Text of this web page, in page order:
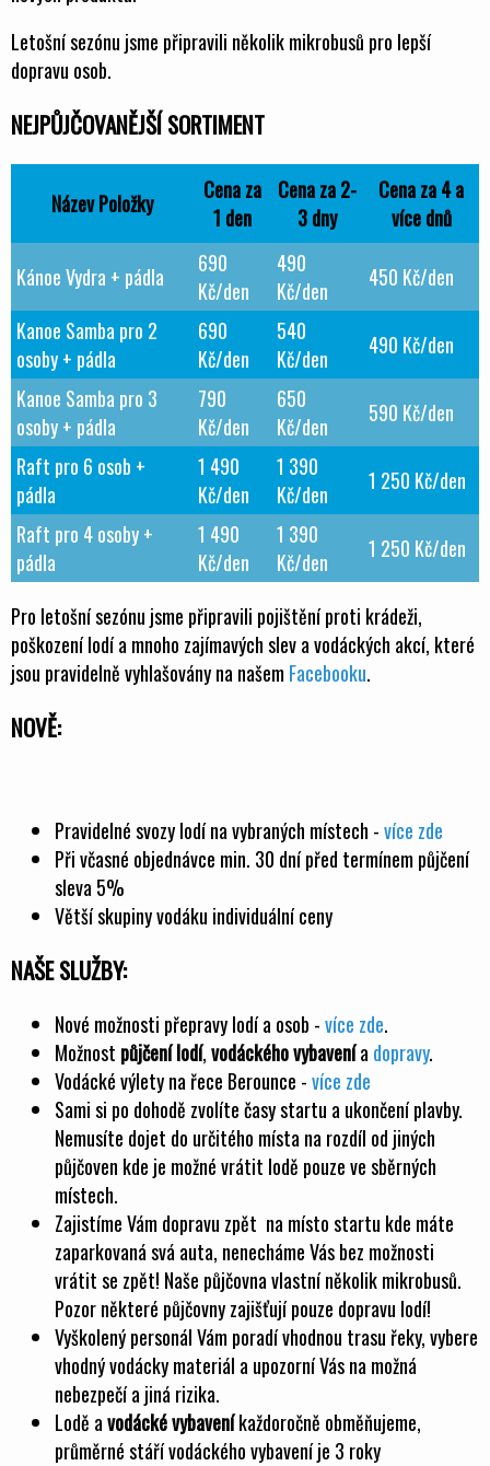
Letošní sezónu jsme připravili několik mikrobusů pro lepší
dopravu osob.
NEJPŮJČOVANĚJŠÍ SORTIMENT
Název Položky
Cena za
1 den
Cena za 2-
3 dny
Cena za 4 a
více dnů
Kánoe Vydra + pádla
690
Kč/den
490
Kč/den
450 Kč/den
Kanoe Samba pro 2
osoby + pádla
690
Kč/den
540
Kč/den
490 Kč/den
Kanoe Samba pro 3
osoby + pádla
790
Kč/den
650
Kč/den
590 Kč/den
Raft pro 6 osob +
pádla
1 490
Kč/den
1 390
Kč/den
1 250 Kč/den
Raft pro 4 osoby +
pádla
1 490
Kč/den
1 390
Kč/den
1 250 Kč/den
Pro letošní sezónu jsme připravili pojištění proti krádeži,
poškození lodí a mnoho zajímavých slev a vodáckých akcí, které
jsou pravidelně vyhlašovány na našem Facebooku.
NOVĚ:
Pravidelné svozy lodí na vybraných místech -více zde
Při včasné objednávce min. 30 dní před termínem půjčení
sleva 5%
Větší skupiny vodáku individuální ceny
NAŠE SLUŽBY:
Nové možnosti přepravy lodí a osob -více zde.
Možnost půjčení lodí,vodáckého vybavenía dopravy.
Vodácké výlety na řece Berounce -více zde
Sami si po dohodě zvolíte časy startu a ukončení plavby.
Nemusíte dojet do určitého místa na rozdíl od jiných
půjčoven kde je možné vrátit lodě pouze ve sběrných
místech.
Zajistíme Vám dopravu zpět na místo startu kde máte
zaparkovaná svá auta, nenecháme Vás bez možnosti
vrátit se zpět! Naše půjčovna vlastní několik mikrobusů.
Pozor některé půjčovny zajišťují pouze dopravu lodí!
Vyškolený personál Vám poradí vhodnou trasu řeky, vybere
vhodný vodácky materiál a upozorní Vás na možná
nebezpečí a jiná rizika.
Lodě avodácké vybaveníkaždoročně obměňujeme,
průměrné stáří vodáckého vybavení je 3 roky